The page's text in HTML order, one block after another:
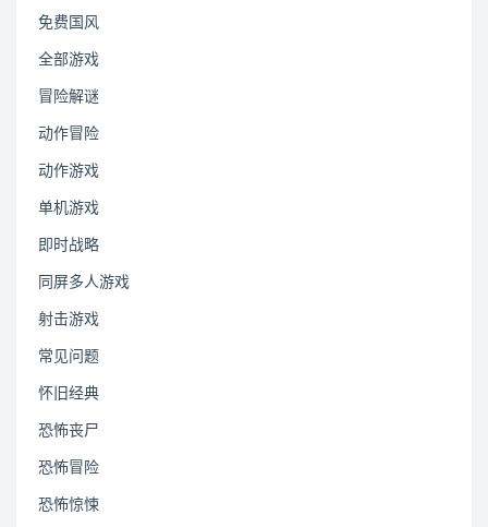
免费国风
全部游戏
冒险解谜
动作冒险
动作游戏
单机游戏
即时战略
同屏多人游戏
射击游戏
常见问题
怀旧经典
恐怖丧尸
恐怖冒险
恐怖惊悚